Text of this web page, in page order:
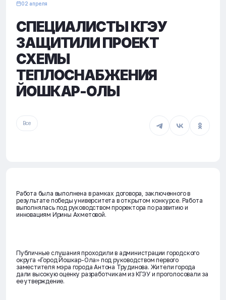
02 апреля
СПЕЦИАЛИСТЫ КГЭУ
ЗАЩИТИЛИ ПРОЕКТ
СХЕМЫ
ТЕПЛОСНАБЖЕНИЯ
ЙОШКАР-ОЛЫ
Все
Работа была выполнена в рамках договора, заключенного в
результате победы университета в открытом конкурсе. Работа
выполнялась под руководством проректора по развитию и
инновациям Ирины Ахметовой.
Публичные слушания проходили в администрации городского
округа «Город Йошкар-Ола» под руководством первого
заместителя мэра города Антона Трудинова. Жители города
дали высокую оценку разработчикам из КГЭУ и проголосовали за
ее утверждение.